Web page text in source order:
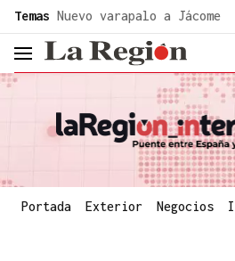
Temas Nuevo varapalo a Jácome
header.menu.open
Portada Exterior Negocios